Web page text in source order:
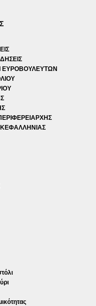
ΕΥΡΟΒΟΥΛΕΥΤΩΝ